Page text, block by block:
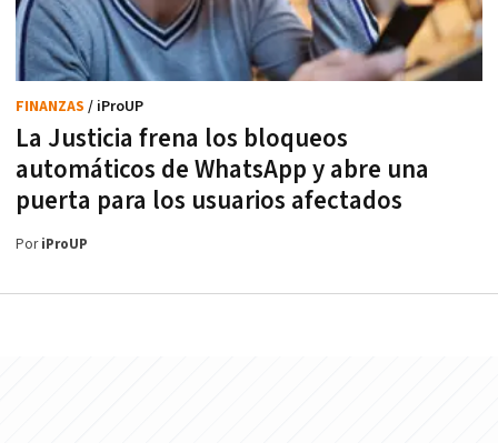
La Justicia frena los bloqueos
automáticos de WhatsApp y abre una
puerta para los usuarios afectados
FINANZAS / iProUP
PoriProUP